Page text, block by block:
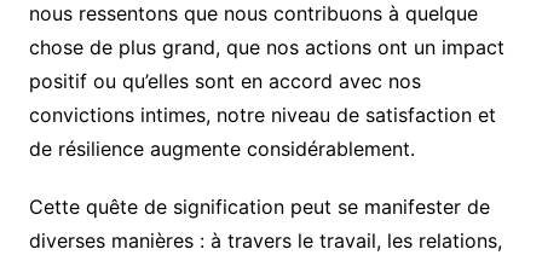
nous ressentons que nous contribuons à quelque
chose de plus grand, que nos actions ont un impact
positif ou qu’elles sont en accord avec nos
convictions intimes, notre niveau de satisfaction et
de résilience augmente considérablement.
Cette quête de signification peut se manifester de
diverses manières : à travers le travail, les relations,